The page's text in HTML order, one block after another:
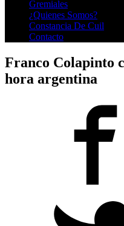
Gremiales
¿Quienes Somos?
Constancia De Cuil
Contacto
Franco Colapinto
hora argentina